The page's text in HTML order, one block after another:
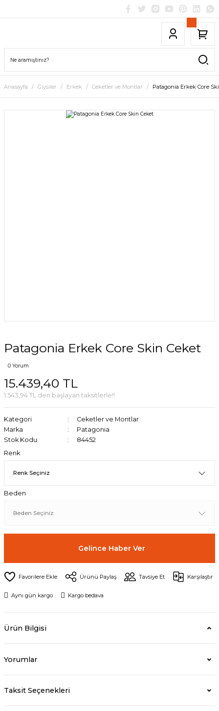
Anasayfa Giysiler Erkek Ceketler ve Montlar Patagonia Erkek Core
Patagonia Erkek Core Skin Ceket
0 Yorum
15.439,40 TL
1.543,94 TL den başlayan taksitlerle!!
Kategori
Ceketler ve Montlar
Marka
Patagonia
Stok Kodu
84452
Renk
Beden
Gelince Haber Ver
Ürünü Paylaş Tavsiye Et Karşılaştır
Aynı gün kargo Kargo bedava
Ürün Bilgisi
Yorumlar
Taksit Seçenekleri